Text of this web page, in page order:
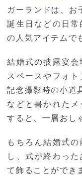
ガーランドは、お
誕生日などの日
の人気アイテムで
結婚式の披露宴
スペースやフォト
記念撮影時の小道
などと書かれた
すると、一層おし
もちろん結婚式
し、式が終わっ
て飾ることができ